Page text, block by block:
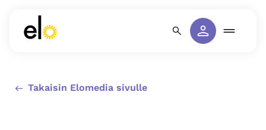
Takaisin Elomedia sivulle